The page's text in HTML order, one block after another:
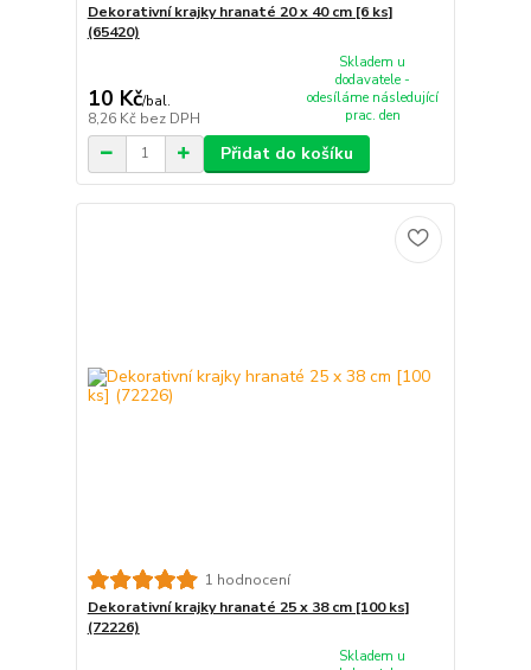
Dekorativní krajky hranaté 20 x 40 cm [6 ks]
(65420)
10 Kč/bal.
8,26 Kč bez DPH
Skladem u
dodavatele -
odesíláme následující
prac. den
Přidat do košíku
1 hodnocení
Dekorativní krajky hranaté 25 x 38 cm [100 ks]
(72226)
Skladem u